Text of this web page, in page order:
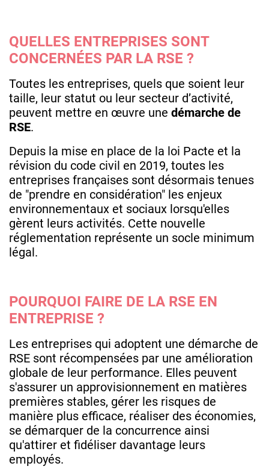
QUELLES ENTREPRISES SONT
CONCERNÉES PAR LA RSE ?
Toutes les entreprises, quels que soient leur
taille, leur statut ou leur secteur d’activité,
peuvent mettre en œuvre une démarche de
RSE.
Depuis la mise en place de la loi Pacte et la
révision du code civil en 2019, toutes les
entreprises françaises sont désormais tenues
de "prendre en considération" les enjeux
environnementaux et sociaux lorsqu'elles
gèrent leurs activités. Cette nouvelle
réglementation représente un socle minimum
légal.
POURQUOI FAIRE DE LA RSE EN
ENTREPRISE ?
Les entreprises qui adoptent une démarche de
RSE sont récompensées par une amélioration
globale de leur performance. Elles peuvent
s'assurer un approvisionnement en matières
premières stables, gérer les risques de
manière plus efficace, réaliser des économies,
se démarquer de la concurrence ainsi
qu'attirer et fidéliser davantage leurs
employés.